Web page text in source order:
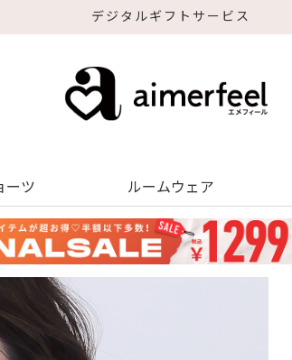
デジタルギフトサービス
ーツ ルームウェア